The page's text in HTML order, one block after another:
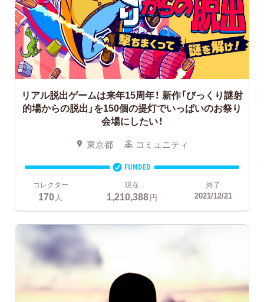
リアル脱出ゲームは来年15周年！ 新作「びっくり謎射
的場からの脱出」を150個の提灯でいっぱいのお祭り
会場にしたい！
東京都 コミュニティ
FUNDED
コレクター
170 人
現在
1,210,388円
終了
2021/12/21